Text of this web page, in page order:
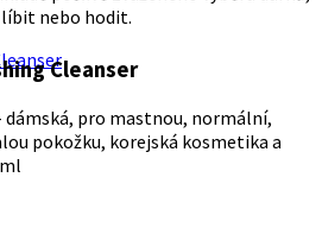
nebo hodit.
Cleanser
dámská, pro mastnou, normální,
pokožku, korejská kosmetika a